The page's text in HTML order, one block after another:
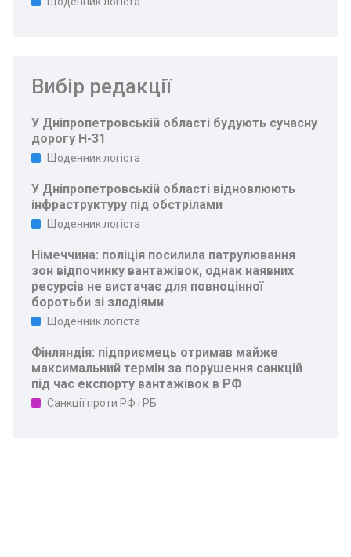
Вибір редакції
У Дніпропетровській області будують сучасну
дорогу Н-31
Щоденник логіста
У Дніпропетровській області відновлюють
інфраструктуру під обстрілами
Щоденник логіста
Німеччина: поліція посилила патрулювання
зон відпочинку вантажівок, однак наявних
ресурсів не вистачає для повноцінної
боротьби зі злодіями
Щоденник логіста
Фінляндія: підприємець отримав майже
максимальний термін за порушення санкцій
під час експорту вантажівок в РФ
Санкції проти РФ і РБ